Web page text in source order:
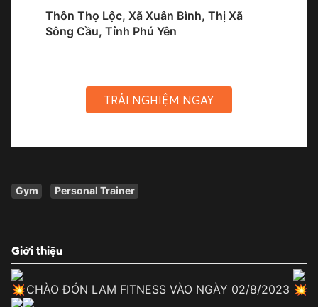
Thôn Thọ Lộc, Xã Xuân Bình, Thị Xã
Sông Cầu, Tỉnh Phú Yên
TRẢI NGHIỆM NGAY
Gym Personal Trainer
Giới thiệu
CHÀO ĐÓN LAM FITNESS VÀO NGÀY 02/8/2023